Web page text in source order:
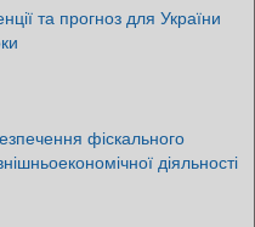
та прогноз для України
фіскального
діяльності